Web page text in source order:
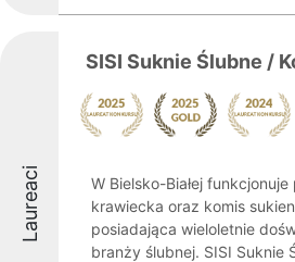
Laureaci
SISI Suknie Ślubne /
W Bielsko-Białej
krawiecka oraz komis
posiadająca wieloletnie
branży ślubnej. SISI Suknie